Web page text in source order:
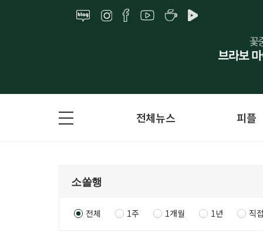
전체뉴스 피플
전체 1주 1개월 1년 직